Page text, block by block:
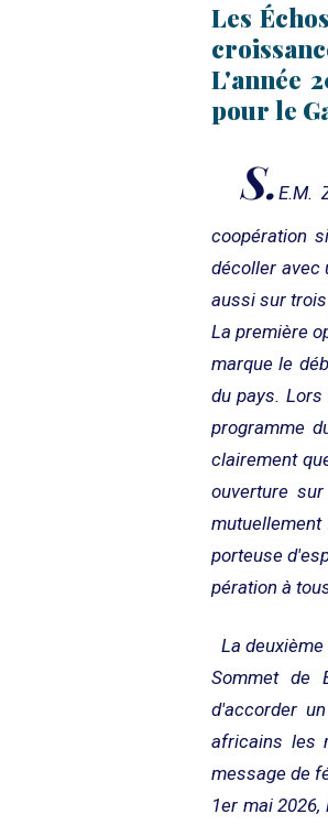
Les
L'année
pour le
S.E.M.
coopération
décoller avec
aussi sur
La première
marque le
du pays.
programme
clairement
ouverture
porteuse
pération à
La
Sommet de
d'accorder
africains les
message de
1er mai